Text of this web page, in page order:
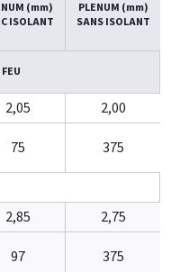
(mm)
ISOLANT
PLENUM (mm)
SANS ISOLANT
2,05
2,00
75
375
2,85
2,75
97
375